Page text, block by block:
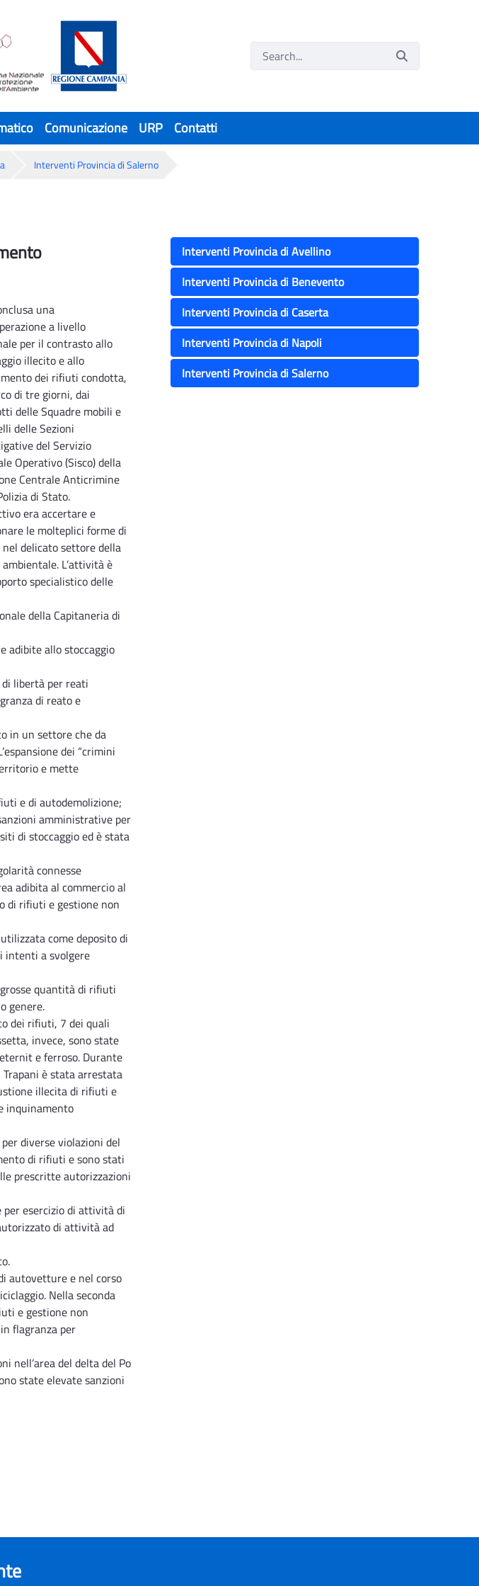
Comunicazione URP Contatti
Interventi Provincia di Salerno
una
a livello
per il contrasto allo
illecito e allo
dei rifiuti condotta,
di tre giorni, dai
delle Squadre mobili e
delle Sezioni
del Servizio
Operativo (Sisco) della
Centrale Anticrimine
di Stato.
era accertare e
le molteplici forme di
delicato settore della
L’attività è
specialistico delle
della Capitaneria di
adibite allo stoccaggio
libertà per reati
di reato e
in un settore che da
dei “crimini
e mette
e di autodemolizione;
amministrative per
di stoccaggio ed è stata
connesse
adibita al commercio al
di rifiuti e gestione non
come deposito di
intenti a svolgere
quantità di rifiuti
genere.
dei rifiuti, 7 dei quali
invece, sono state
e ferroso. Durante
è stata arrestata
illecita di rifiuti e
inquinamento
diverse violazioni del
di rifiuti e sono stati
prescritte autorizzazioni
per esercizio di attività di
di attività ad
autovetture e nel corso
Nella seconda
e gestione non
flagranza per
nell’area del delta del Po
state elevate sanzioni
Interventi Provincia di Avellino
Interventi Provincia di Benevento
Interventi Provincia di Caserta
Interventi Provincia di Napoli
Interventi Provincia di Salerno